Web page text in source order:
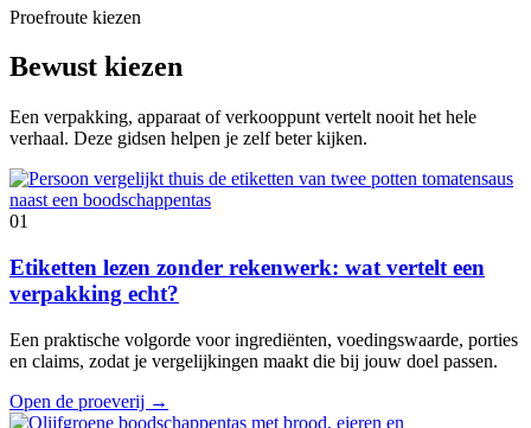
Proefroute kiezen
Bewust kiezen
Een verpakking, apparaat of verkooppunt vertelt nooit het hele
verhaal. Deze gidsen helpen je zelf beter kijken.
01
Etiketten lezen zonder rekenwerk: wat vertelt een
verpakking echt?
Een praktische volgorde voor ingrediënten, voedingswaarde, porties
en claims, zodat je vergelijkingen maakt die bij jouw doel passen.
Open de proeverij →